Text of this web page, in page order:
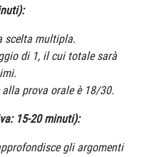
scelta multipla.
di 1, il cui totale sarà
prova orale è 18/30.
15-20 minuti):
gli argomenti